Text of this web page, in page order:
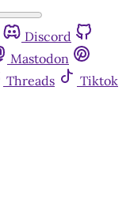
Discord
Mastodon
Threads
Tiktok